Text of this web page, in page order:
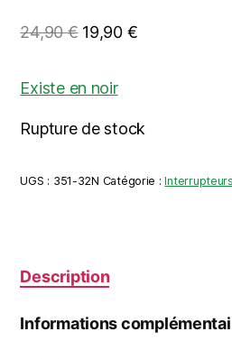
24,90€ Le
initial
24,90 €.
19,90 €Le
19,90 €.
Existe en noir
Rupture de stock
UGS : 351-32N Catégorie :
Description
Informations